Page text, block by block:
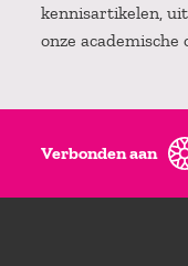
kennisartikelen,
onze academische
Verbonden aan